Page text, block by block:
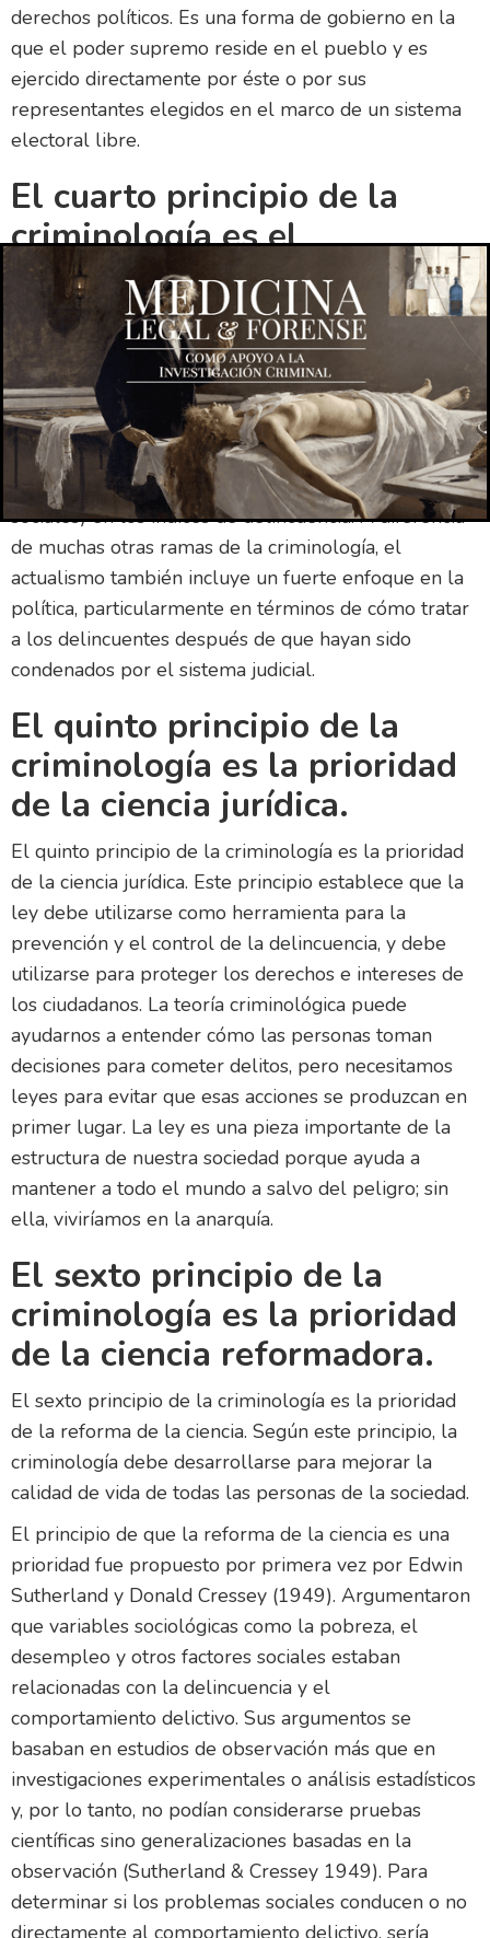
derechos políticos. Es una forma de gobierno en la
que el poder supremo reside en el pueblo y es
ejercido directamente por éste o por sus
representantes elegidos en el marco de un sistema
electoral libre.
El cuarto principio de la
criminología es el
actualismo.
El cuarto principio de la criminología es el
actualismo.
El actualismo es el estudio de la delincuencia actual.
Los actualistas están interesados en analizar las
causas de la delincuencia y los efectos de las
políticas de justicia penal (y otros acontecimientos
sociales) en los índices de delincuencia. A diferencia
de muchas otras ramas de la criminología, el
actualismo también incluye un fuerte enfoque en la
política, particularmente en términos de cómo tratar
a los delincuentes después de que hayan sido
condenados por el sistema judicial.
El quinto principio de la
criminología es la prioridad
de la ciencia jurídica.
El quinto principio de la criminología es la prioridad
de la ciencia jurídica. Este principio establece que la
ley debe utilizarse como herramienta para la
prevención y el control de la delincuencia, y debe
utilizarse para proteger los derechos e intereses de
los ciudadanos. La teoría criminológica puede
ayudarnos a entender cómo las personas toman
decisiones para cometer delitos, pero necesitamos
leyes para evitar que esas acciones se produzcan en
primer lugar. La ley es una pieza importante de la
estructura de nuestra sociedad porque ayuda a
mantener a todo el mundo a salvo del peligro; sin
ella, viviríamos en la anarquía.
El sexto principio de la
criminología es la prioridad
de la ciencia reformadora.
El sexto principio de la criminología es la prioridad
de la reforma de la ciencia. Según este principio, la
criminología debe desarrollarse para mejorar la
calidad de vida de todas las personas de la sociedad.
El principio de que la reforma de la ciencia es una
prioridad fue propuesto por primera vez por Edwin
Sutherland y Donald Cressey (1949). Argumentaron
que variables sociológicas como la pobreza, el
desempleo y otros factores sociales estaban
relacionadas con la delincuencia y el
comportamiento delictivo. Sus argumentos se
basaban en estudios de observación más que en
investigaciones experimentales o análisis estadísticos
y, por lo tanto, no podían considerarse pruebas
científicas sino generalizaciones basadas en la
observación (Sutherland & Cressey 1949). Para
determinar si los problemas sociales conducen o no
directamente al comportamiento delictivo, sería